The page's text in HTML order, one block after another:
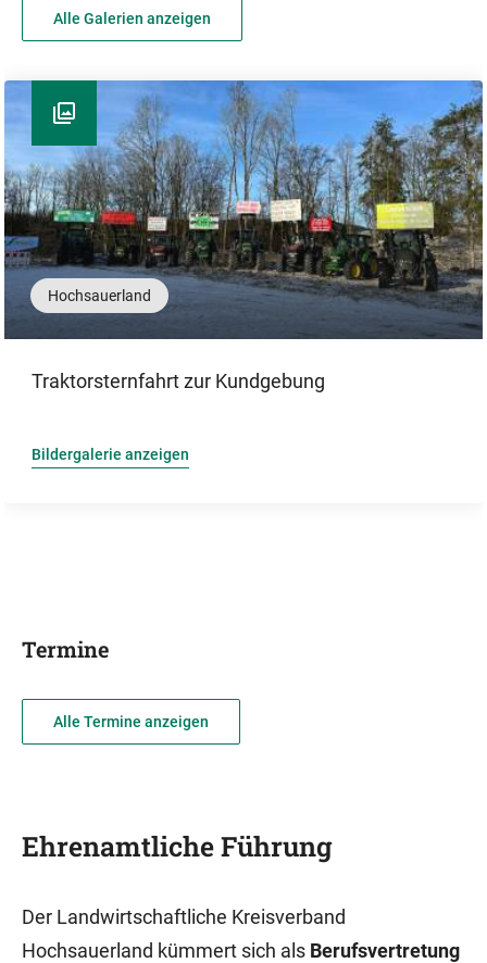
Alle Galerien anzeigen
Hochsauerland
Traktorsternfahrt zur Kundgebung
Bildergalerie anzeigen
Termine
Alle Termine anzeigen
Ehrenamtliche Führung
Der Landwirtschaftliche Kreisverband
Hochsauerland kümmert sich als Berufsvertretung